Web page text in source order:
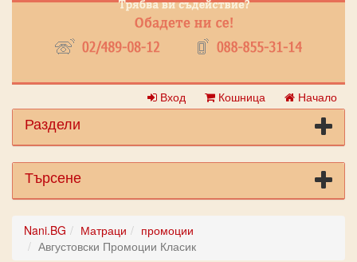
Вход Кошница Начало
Раздели
Търсене
Nani.BG Матраци
промоции
Августовски Промоции Класик